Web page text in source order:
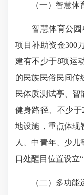
（一）智慧体
智慧体育公园
项目补助资金300
建有不少于8项运
的民族民俗民间传
民体质测试亭、智
健身路径、不少
地设施，重点体现
人、中青年、少
口处醒目位置设立
（二）多功能